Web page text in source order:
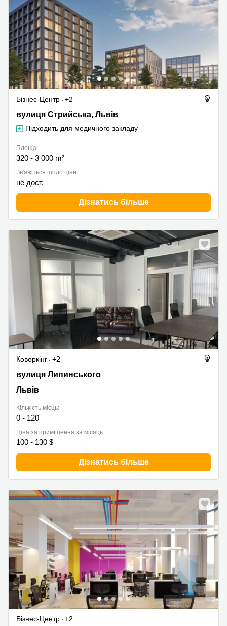
Бізнес-Центр
+2
вулиця Стрийська 200а, Львів
вулиця Стрийська, Львів
Підходить для медичного закладу
Площа:
320 - 3 000 m²
Зв'яжіться щодо ціни:
не дост.
Дізнатись більше
Коворкінг
+2
вулиця Липинського 36, Львів
вулиця Липинського
Львів
Кількість місць:
0 - 120
Ціна за приміщення за місяць:
100 - 130 $
Дізнатись більше
Бізнес-Центр
+2